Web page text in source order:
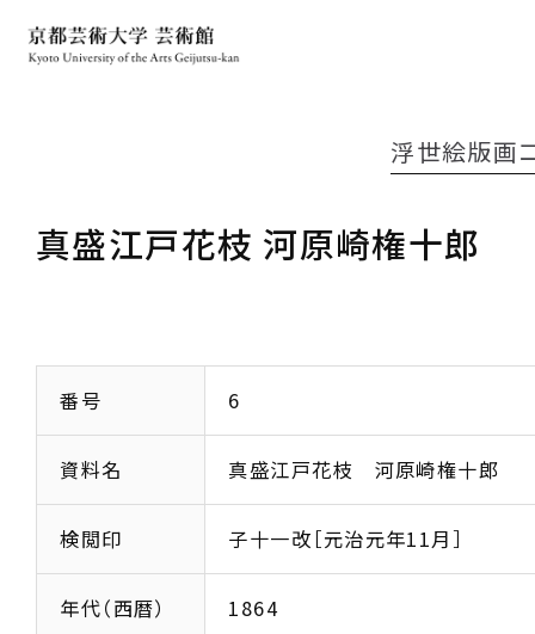
真盛江戸花枝 河原崎権十郎
浮世絵版画
番号 6
資料名 真盛江戸花枝 河原崎権十郎
検閲印 子十一改［元治元年11月］
年代（西暦） 1864